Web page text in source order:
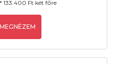
133.400 Ft két főre
MEGNÉZEM